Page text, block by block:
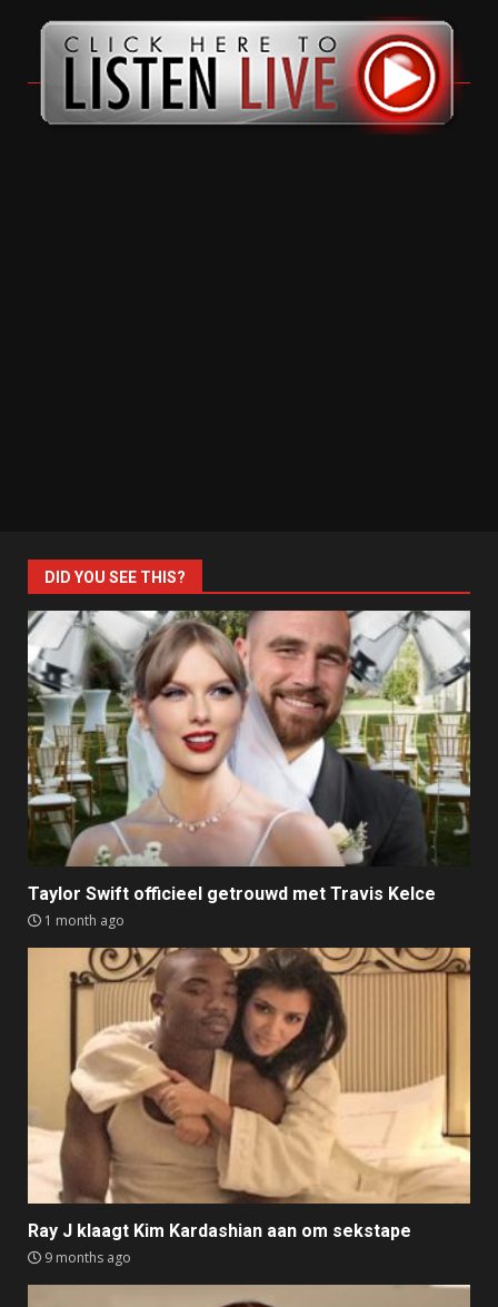
DID YOU SEE THIS?
Taylor Swift officieel getrouwd met Travis Kelce
1 month ago
Ray J klaagt Kim Kardashian aan om sekstape
9 months ago